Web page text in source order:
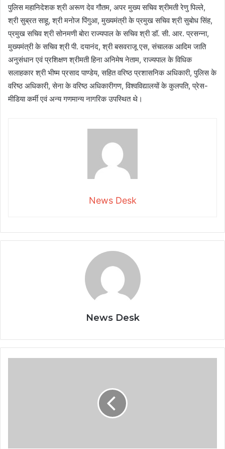
पुलिस महानिदेशक श्री अरूण देव गौतम, अपर मुख्य सचिव श्रीमती रेणु पिल्ले,
श्री सुब्रत साहू, श्री मनोज पिंगुआ, मुख्यमंत्री के प्रमुख सचिव श्री सुबोध सिंह,
प्रमुख सचिव श्री सोनमणी बोरा राज्यपाल के सचिव श्री डॉ. सी. आर. प्रसन्ना,
मुख्यमंत्री के सचिव श्री पी. दयानंद, श्री बसवराजू एस, संचालक आदिम जाति
अनुसंधान एवं प्रशिक्षण श्रीमती हिना अनिमेष नेताम, राज्यपाल के विधिक
सलाहकार श्री भीष्म प्रसाद पाण्डेय, सहित वरिष्ठ प्रशासनिक अधिकारी, पुलिस के
वरिष्ठ अधिकारी, सेना के वरिष्ठ अधिकारीगण, विश्वविद्यालयों के कुलपति, प्रेस-
मीडिया कर्मी एवं अन्य गणमान्य नागरिक उपस्थित थे।
News Desk
News Desk